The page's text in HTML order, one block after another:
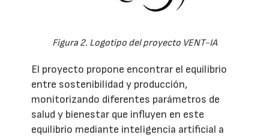
Figura 2. Logotipo del proyecto VENT-IA
El proyecto propone encontrar el equilibrio
entre sostenibilidad y producción,
monitorizando diferentes parámetros de
salud y bienestar que influyen en este
equilibrio mediante inteligencia artificial a